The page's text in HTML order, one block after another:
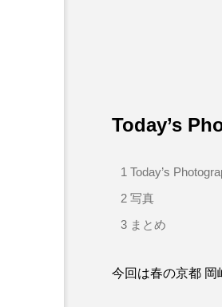
Today’s
1 Today’s
2 写真
3 まとめ
今回は春の京都 岡